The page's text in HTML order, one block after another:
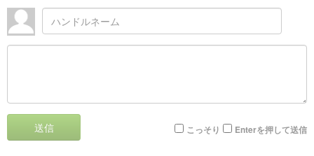
送信 こっそり Enterを押して送信